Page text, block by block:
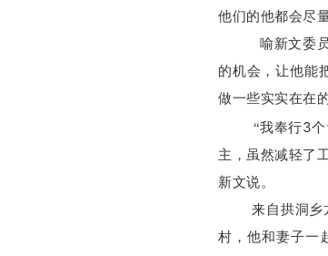
他们的他都会尽
喻新文委
的机会，让他能
做一些实实在在
“我奉行3
主，虽然减轻了
新文说。
来自拱洞乡
村，他和妻子一